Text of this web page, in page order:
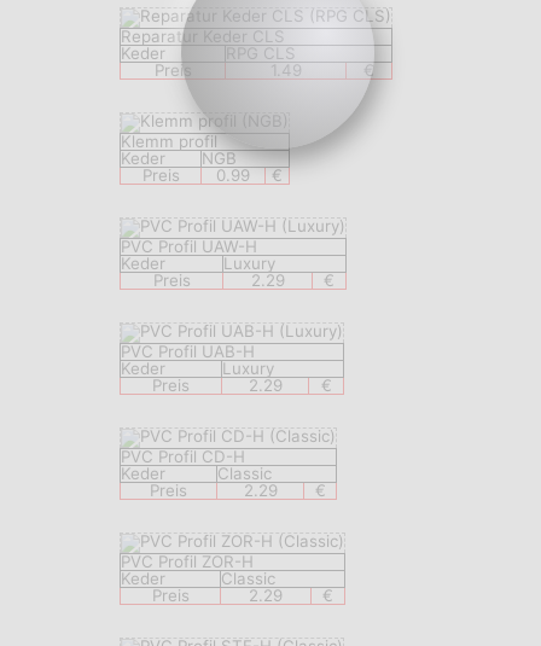
Reparatur Keder CLS
Keder
RPG CLS
Preis
1.49 €
Klemm profil
Keder
NGB
Preis
0.99 €
PVC Profil UAW-H
Keder
Luxury
Preis
2.29 €
PVC Profil UAB-H
Keder
Luxury
Preis
2.29 €
PVC Profil CD-H
Keder
Classic
Preis
2.29 €
PVC Profil ZOR-H
Keder
Classic
Preis
2.29 €